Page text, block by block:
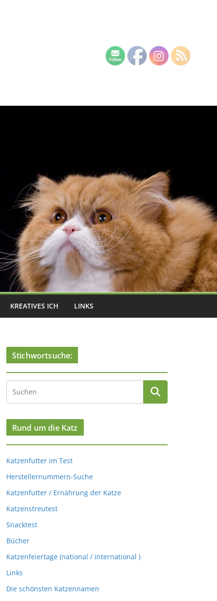
KREATIVES ICH LINKS
Stichwortsuche:
Rund um die Katz
Katzenfutter im Test
Herstellernummern-Suche
Katzenfutter / Ernährung der Katze
Katzenstreutest
Snacktest
Bücher
Katzenfeiertage (national / international )
Links
Die schönsten Katzennamen